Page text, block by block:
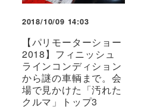
2018/10/09 14:03
【パリモーターショー
2018】フィニッシュ
ラインコンディション
から謎の車輌まで。会
場で見かけた「汚れた
クルマ」トップ3